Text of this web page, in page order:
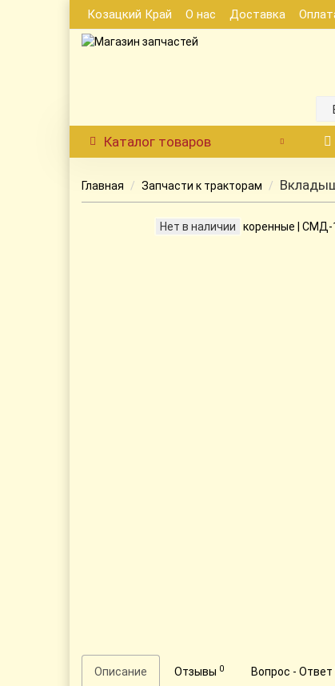
Козацкий Край О нас Доставка
Каталог товаров
Главная Запчасти к тракторам
Нет в наличии
Описание Отзывы 0 Вопрос - Ответ